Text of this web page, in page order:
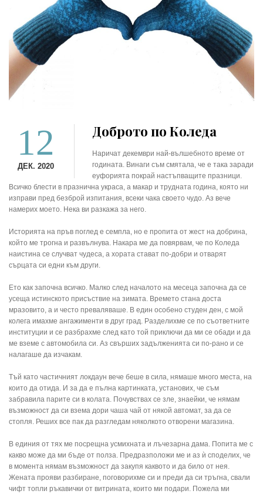
12
ДЕК. 2020
Доброто по Коледа
Наричат декември най-вълшебното време от
годината. Винаги съм смятала, че е така заради
еуфорията покрай настъпващите празници.
Всичко блести в празнична украса, а макар и трудната година, която ни
изправи пред безброй изпитания, всеки чака своето чудо. Аз вече
намерих моето. Нека ви разкажа за него.
Историята на пръв поглед е семпла, но е пропита от жест на добрина,
който ме трогна и развълнува. Накара ме да повярвам, че по Коледа
наистина се случват чудеса, а хората стават по-добри и отварят
сърцата си едни към други.
Ето как започна всичко. Малко след началото на месеца започна да се
усеща истинското присъствие на зимата. Времето стана доста
мразовито, а и често преваляваше. В един особено студен ден, с мой
колега имахме ангажименти в друг град. Разделихме се по съответните
институции и се разбрахме след като той приключи да ми се обади и да
ме вземе с автомобила си. Аз свърших задълженията си по-рано и се
налагаше да изчакам.
Тъй като частичният локдаун вече беше в сила, нямаше много места, на
които да отида. И за да е пълна картинката, установих, че съм
забравила парите си в колата. Почувствах се зле, знаейки, че нямам
възможност да си взема дори чаша чай от някой автомат, за да се
стопля. Реших все пак да разгледам няколкото отворени магазина.
В единия от тях ме посрещна усмихната и лъчезарна дама. Попита ме с
какво може да ми бъде от полза. Предразположи ме и аз ѝ споделих, че
в момента нямам възможност да закупя каквото и да било от нея.
Жената прояви разбиране, поговорихме си и преди да си тръгна, свали
чифт топли ръкавички от витрината, които ми подари. Пожела ми